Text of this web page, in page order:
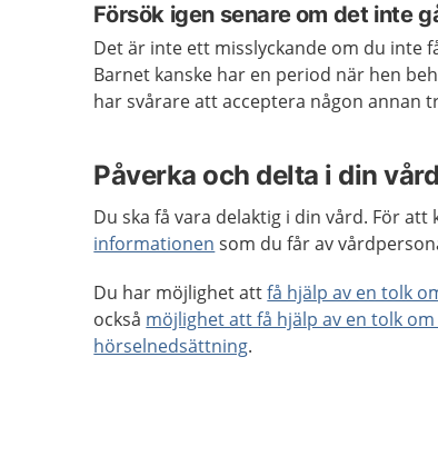
Försök igen senare om det inte
Det är inte ett misslyckande om du inte
Barnet kanske har en period när hen
har svårare att acceptera någon annan
Påverka och delta i din vård
Du ska få vara delaktig i din vård. För
informationen som du får av
Du har möjlighet attfå hjälp av en tolk
också möjlighet att få hjälp av en tolk
hörselnedsättning.